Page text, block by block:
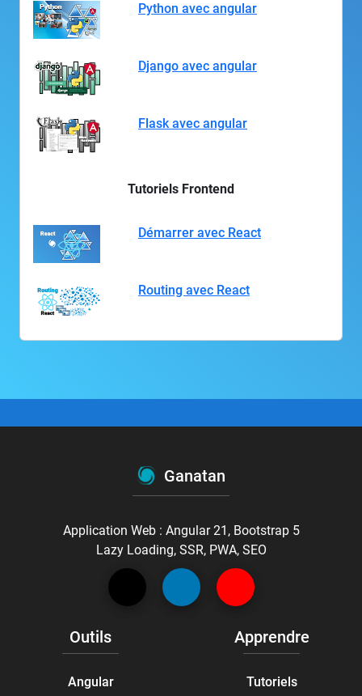
Python avec angular
Django avec angular
Flask avec angular
Tutoriels Frontend
Démarrer avec React
Routing avec React
Ganatan
Application Web : Angular 21, Bootstrap 5
Lazy Loading, SSR, PWA, SEO
Outils
Angular
Apprendre
Tutoriels